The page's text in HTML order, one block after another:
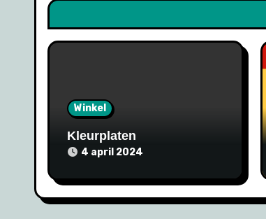
Winkel
Kleurplaten
4 april 2024